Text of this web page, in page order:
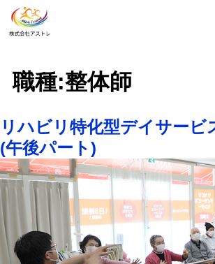
Skip
職種:整体師
リハビリ特化型デイサービ
(午後パート)